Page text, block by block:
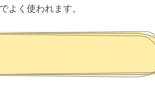
よく使われます。